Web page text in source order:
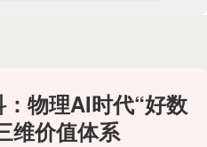
物理AI时代“好数
维价值体系